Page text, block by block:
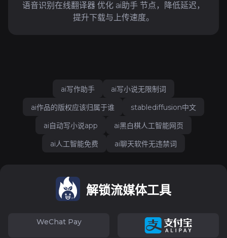
语音识别在线翻译器 优化 ai助手 节点，降低延迟，
提升下载与上传速度。
ai写作助手
ai写小说无限制词
ai作品的版权应该归属于谁
stablediffusion中文
ai自动写小说app
ai黑白棋人工智能网页
ai人工智能免费
ai聊天软件无违禁词
解锁流媒体工具
WeChat Pay